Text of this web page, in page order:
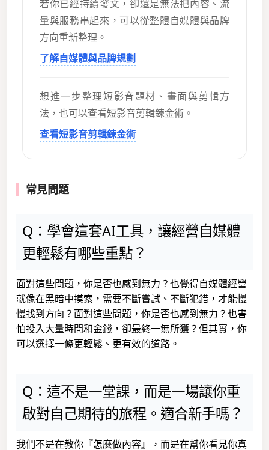
若你已經持續發文，卻還是無法把內容、流
量與服務串起來，可以從整體自媒體與品牌
方向重新整理。
了解自媒體與品牌規劃
想進一步整理短影音題材、畫面與剪輯方
法，也可以查看短影音剪輯鍊金術。
查看短影音剪輯鍊金術
常見問題
Q：學會這套AI工具，讓經營自媒體
更輕鬆有哪些重點？
面對這些問題，你是否也感到無力？也覺得自媒體經營
就像在黑暗中摸索，需要不斷嘗試、不斷犯錯，才能慢
慢找到方向？面對這些問題，你是否也感到無力？也害
怕投入大量時間和金錢，卻最終一無所獲？但其實，你
可以選擇一條更輕鬆、更有效的道路。
Q：這不是一堂課，而是一場讓你重
啟對自己期待的旅程。適合新手嗎？
我們不是在教你『怎麼做內容』，而是在幫你看見你真